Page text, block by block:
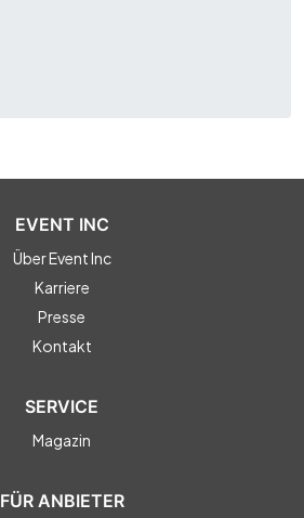
EVENT INC
Über Event Inc
Karriere
Presse
Kontakt
SERVICE
Magazin
FÜR ANBIETER